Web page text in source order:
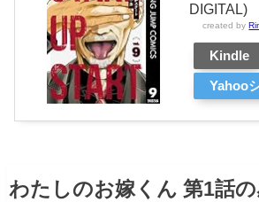
DIGITAL)
created by
Kindle
Yahoo
わたしのお嫁くん 第1話